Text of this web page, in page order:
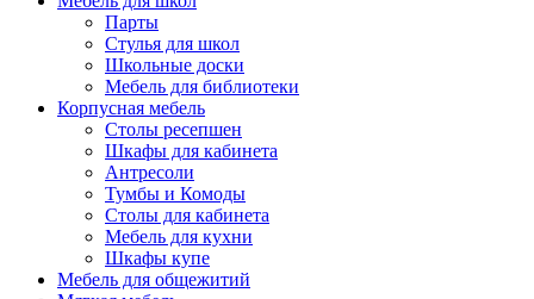
Парты
Стулья для школ
Школьные доски
Мебель для библиотеки
Корпусная мебель
Столы ресепшен
Шкафы для кабинета
Антресоли
Тумбы и Комоды
Столы для кабинета
Мебель для кухни
Шкафы купе
Мебель для общежитий